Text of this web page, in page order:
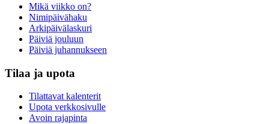
Mikä viikko on?
Nimipäivähaku
Arkipäivälaskuri
Päiviä jouluun
Päiviä juhannukseen
Tilaa ja upota
Tilattavat kalenterit
Upota verkkosivulle
Avoin rajapinta